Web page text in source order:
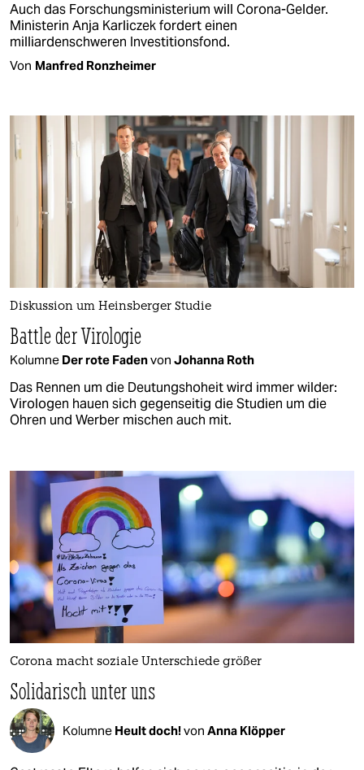
Auch das Forschungsministerium will Corona-Gelder.
Ministerin Anja Karliczek fordert einen
milliardenschweren Investitionsfond.
Von Manfred Ronzheimer
Diskussion um Heinsberger Studie
Battle der Virologie
Kolumne Der rote Fadenvon Johanna Roth
Das Rennen um die Deutungshoheit wird immer wilder:
Virologen hauen sich gegenseitig die Studien um die
Ohren und Werber mischen auch mit.
Corona macht soziale Unterschiede größer
Solidarisch unter uns
Kolumne Heult doch!von Anna Klöpper